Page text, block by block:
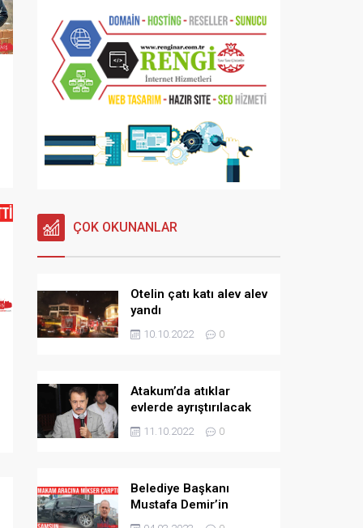
ÇOK OKUNANLAR
Otelin çatı katı alev alev
yandı
10.10.2022 0
Atakum’da atıklar
evlerde ayrıştırılacak
11.10.2022 0
Belediye Başkanı
Mustafa Demir’in
makam aracına mikser